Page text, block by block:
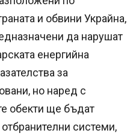
и обвини Украйна,
да нарушат
енергийна
за
но наред с
обекти ще бъдат
системи,